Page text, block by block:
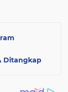
Ditangkap